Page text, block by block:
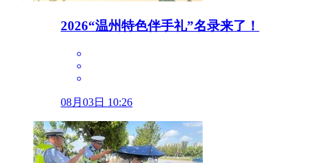
2026“温州特色伴手礼”名录来了！
08月03日 10:26